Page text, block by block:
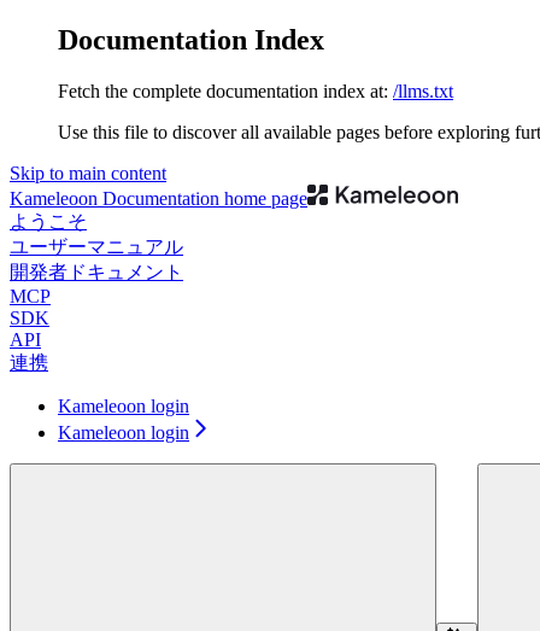
Documentation Index
Fetch the complete documentation index at: /llms.txt
Use this file to discover all available pages before exploring
Skip to main content
Kameleoon Documentation home page
ようこそ
ユーザーマニュアル
開発者ドキュメント
MCP
SDK
API
連携
Kameleoon login
Kameleoon login